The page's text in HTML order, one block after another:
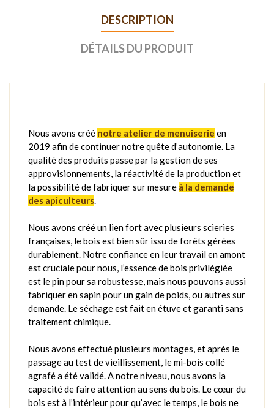
DESCRIPTION
DÉTAILS DU PRODUIT
Nous avons créé notre atelier de menuiserie en
2019 afin de continuer notre quête d’autonomie. La
qualité des produits passe par la gestion de ses
approvisionnements, la réactivité de la production et
la possibilité de fabriquer sur mesure à la demande
des apiculteurs.
Nous avons créé un lien fort avec plusieurs scieries
françaises, le bois est bien sûr issu de forêts gérées
durablement. Notre confiance en leur travail en amont
est cruciale pour nous, l’essence de bois privilégiée
est le pin pour sa robustesse, mais nous pouvons aussi
fabriquer en sapin pour un gain de poids, ou autres sur
demande. Le séchage est fait en étuve et garanti sans
traitement chimique.
Nous avons effectué plusieurs montages, et après le
passage au test de vieillissement, le mi-bois collé
agrafé a été validé. A notre niveau, nous avons la
capacité de faire attention au sens du bois. Le cœur du
bois est à l’intérieur pour qu’avec le temps, le bois ne